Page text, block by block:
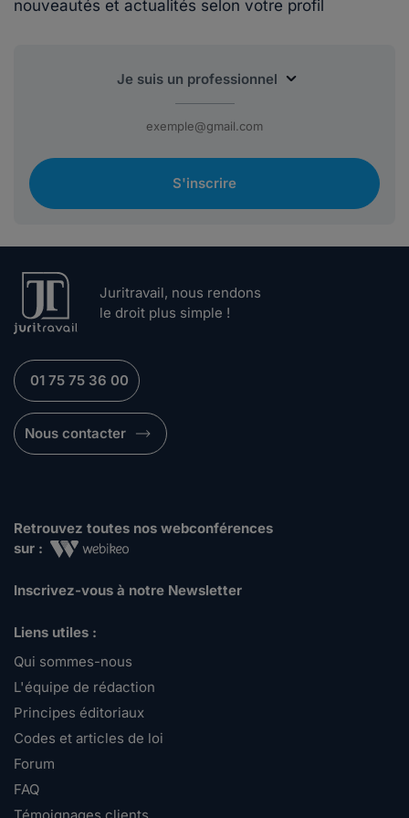
nouveautés et actualités selon votre profil
S'inscrire
Juritravail, nous rendons
le droit plus simple !
01 75 75 36 00
Nous contacter
Retrouvez toutes nos webconférences
sur :
Inscrivez-vous à notre Newsletter
Liens utiles :
Qui sommes-nous
L'équipe de rédaction
Principes éditoriaux
Codes et articles de loi
Forum
FAQ